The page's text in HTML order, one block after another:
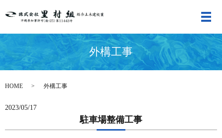
メ
外構工事
HOME 外構工事
2023/05/17
駐車場整備工事